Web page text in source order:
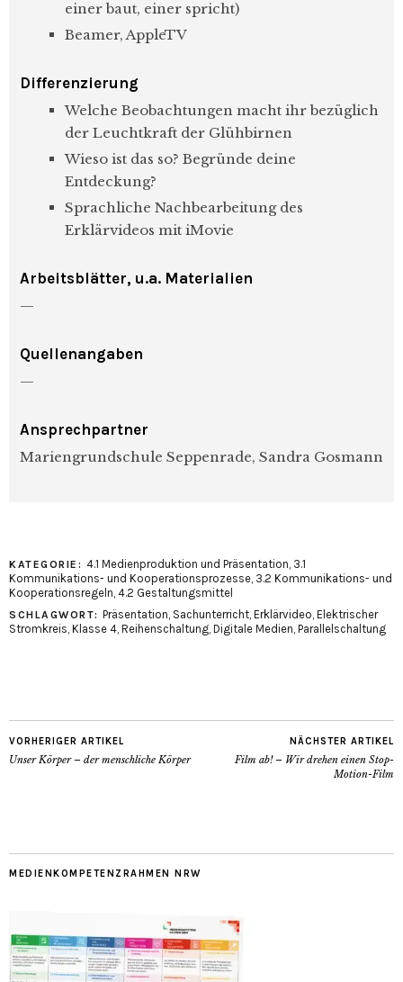
einer baut, einer spricht)
Beamer, AppleTV
Differenzierung
Welche Beobachtungen macht ihr bezüglich
der Leuchtkraft der Glühbirnen
Wieso ist das so? Begründe deine
Entdeckung?
Sprachliche Nachbearbeitung des
Erklärvideos mit iMovie
Arbeitsblätter, u.a. Materialien
—
Quellenangaben
—
Ansprechpartner
Mariengrundschule Seppenrade, Sandra Gosmann
KATEGORIE: 4.1 Medienproduktion und Präsentation, 3.1
Kommunikations- und Kooperationsprozesse, 3.2 Kommunikations- und
Kooperationsregeln, 4.2 Gestaltungsmittel
SCHLAGWORT: Präsentation, Sachunterricht, Erklärvideo, Elektrischer
Stromkreis, Klasse 4, Reihenschaltung, Digitale Medien, Parallelschaltung
VORHERIGER ARTIKEL
Unser Körper – der menschliche Körper
NÄCHSTER ARTIKEL
Film ab! – Wir drehen einen Stop-
Motion-Film
MEDIENKOMPETENZRAHMEN NRW